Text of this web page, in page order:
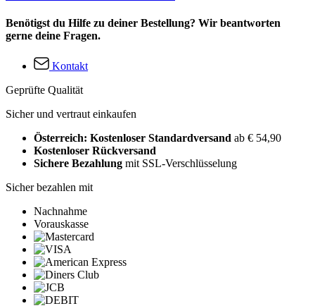
Benötigst du Hilfe zu deiner Bestellung? Wir beantworten
gerne deine Fragen.
Kontakt
Geprüfte Qualität
Sicher und vertraut einkaufen
Österreich: Kostenloser Standardversand ab € 54,90
Kostenloser Rückversand
Sichere Bezahlung mit SSL-Verschlüsselung
Sicher bezahlen mit
Nachnahme
Vorauskasse